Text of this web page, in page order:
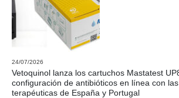
24/07/2026
Vetoquinol lanza los cartuchos Mastatest
configuración de antibióticos en línea con
terapéuticas de España y Portugal